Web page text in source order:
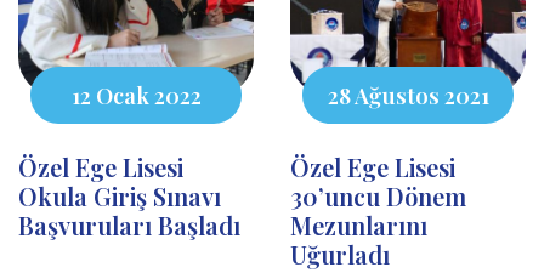
12 Ocak 2022
Özel Ege Lisesi
Okula Giriş Sınavı
Başvuruları Başladı
28 Ağustos 2021
Özel Ege Lisesi
30’uncu Dönem
Mezunlarını
Uğurladı